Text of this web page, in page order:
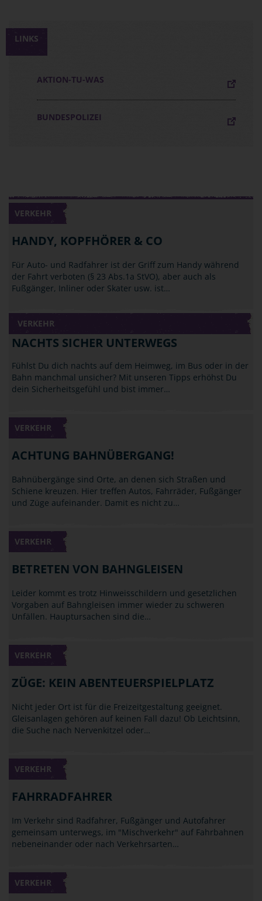
LINKS
AKTION-TU-WAS
BUNDESPOLIZEI
VERKEHR
HANDY, KOPFHÖRER & CO
Für Auto- und Radfahrer ist der Griff zum Handy während
der Fahrt verboten (§ 23 Abs.1a StVO), aber auch als
Fußgänger, Inliner oder Skater usw. ist…
VERKEHR
NACHTS SICHER UNTERWEGS
Fühlst Du dich nachts auf dem Heimweg, im Bus oder in der
Bahn manchmal unsicher? Mit unseren Tipps erhöhst Du
dein Sicherheitsgefühl und bist immer…
VERKEHR
ACHTUNG BAHNÜBERGANG!
Bahnübergänge sind Orte, an denen sich Straßen und
Schiene kreuzen. Hier treffen Autos, Fahrräder, Fußgänger
und Züge aufeinander. Damit es nicht zu…
VERKEHR
BETRETEN VON BAHNGLEISEN
Leider kommt es trotz Hinweisschildern und gesetzlichen
Vorgaben auf Bahngleisen immer wieder zu schweren
Unfällen. Hauptursachen sind die…
VERKEHR
ZÜGE: KEIN ABENTEUERSPIELPLATZ
Nicht jeder Ort ist für die Freizeitgestaltung geeignet.
Gleisanlagen gehören auf keinen Fall dazu! Ob Leichtsinn,
die Suche nach Nervenkitzel oder…
VERKEHR
FAHRRADFAHRER
Im Verkehr sind Radfahrer, Fußgänger und Autofahrer
gemeinsam unterwegs, im "Mischverkehr" auf Fahrbahnen
nebeneinander oder nach Verkehrsarten…
VERKEHR